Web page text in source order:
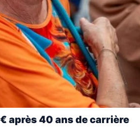
après 40 ans de carrière